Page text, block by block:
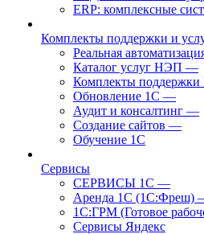
ERP: комплексные
Комплекты поддержки и
Реальная
Каталог услуг НЭП —
Комплекты
Обновление 1С —
Аудит и консалтинг —
Создание сайтов —
Обучение 1С
Cервисы
СЕРВИСЫ 1С —
Аренда 1С (1С:Фреш)
1С:ГРМ (Готовое
Сервисы Яндекс